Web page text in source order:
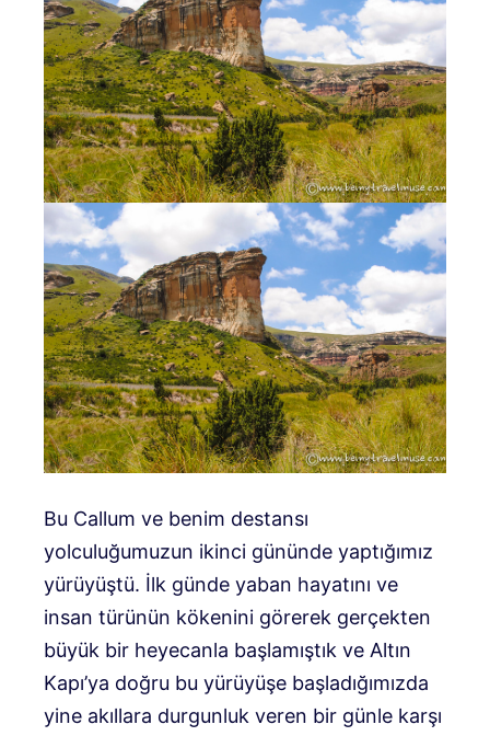
Bu Callum ve benim destansı
yolculuğumuzun ikinci gününde yaptığımız
yürüyüştü. İlk günde yaban hayatını ve
insan türünün kökenini görerek gerçekten
büyük bir heyecanla başlamıştık ve Altın
Kapı’ya doğru bu yürüyüşe başladığımızda
yine akıllara durgunluk veren bir günle karşı